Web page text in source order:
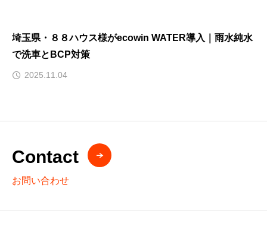
埼玉県・８８ハウス様がecowin WATER導入｜雨水純水
で洗車とBCP対策
2025.11.04
Contact
お問い合わせ